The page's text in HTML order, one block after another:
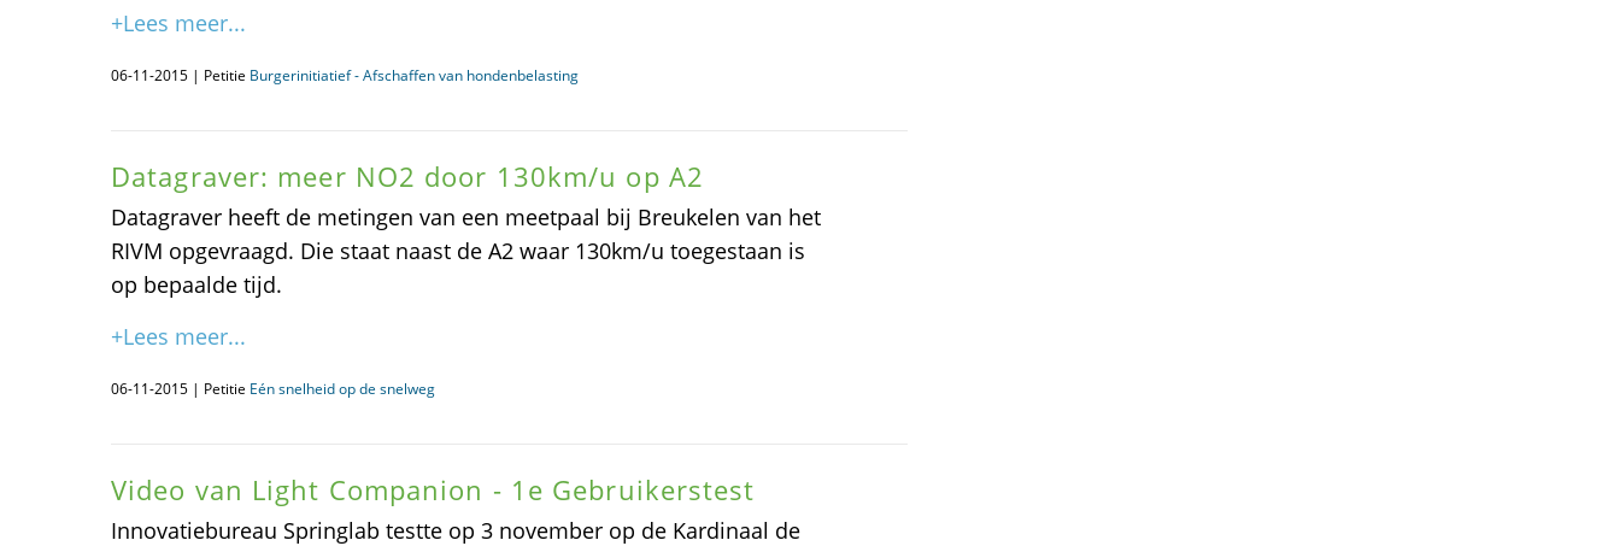
+Lees meer...
06-11-2015 | Petitie Burgerinitiatief - Afschaffen van hondenbelasting
Datagraver: meer NO2 door 130km/u op A2
Datagraver heeft de metingen van een meetpaal bij Breukelen van het
RIVM opgevraagd. Die staat naast de A2 waar 130km/u toegestaan is
op bepaalde tijd.
+Lees meer...
06-11-2015 | Petitie Eén snelheid op de snelweg
Video van Light Companion - 1e Gebruikerstest
Innovatiebureau Springlab testte op 3 november op de Kardinaal de